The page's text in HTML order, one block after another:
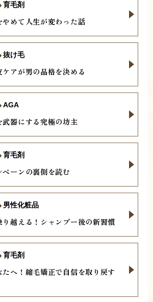
めて人生が変わった話
育毛剤
アが男の品格を決める
抜け毛
器にする究極の坊主
AGA
ーンの裏側を読む
育毛剤
越える！シャンプー後の新習慣
男性化粧品
へ！縮毛矯正で自信を取り戻す
育毛剤